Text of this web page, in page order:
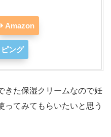
Amazon
ング
きた保湿クリームなので妊
ってみてもらいたいと思う